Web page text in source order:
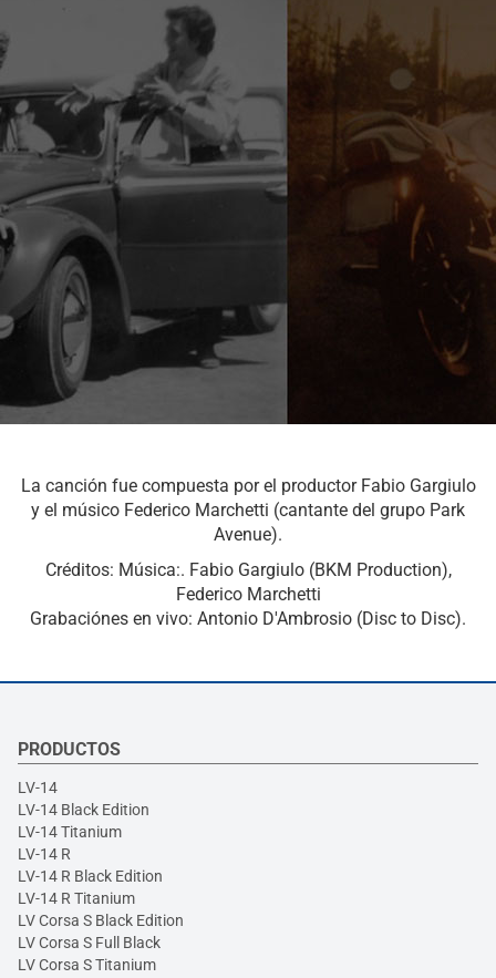
La canción fue compuesta por el productor Fabio Gargiulo
y el músico Federico Marchetti (cantante del grupo Park
Avenue).
Créditos: Música:. Fabio Gargiulo (BKM Production),
Federico Marchetti
Grabaciónes en vivo: Antonio D'Ambrosio (Disc to Disc).
PRODUCTOS
LV-14
LV-14 Black Edition
LV-14 Titanium
LV-14 R
LV-14 R Black Edition
LV-14 R Titanium
LV Corsa S Black Edition
LV Corsa S Full Black
LV Corsa S Titanium